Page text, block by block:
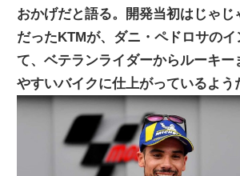
おかげだと語る。開発当初はじゃじ
だったKTMが、ダニ・ペドロサのイ
て、ベテランライダーからルーキー
やすいバイクに仕上がっているよう